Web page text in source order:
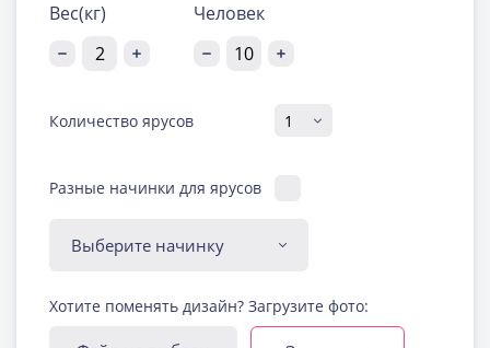
Вес(кг) Человек
Количество ярусов
Разные начинки для ярусов
Диабетическая-
безглютеновая начинка
Узнать подробнее о начинке
Хотите поменять дизайн? Загрузите фото: